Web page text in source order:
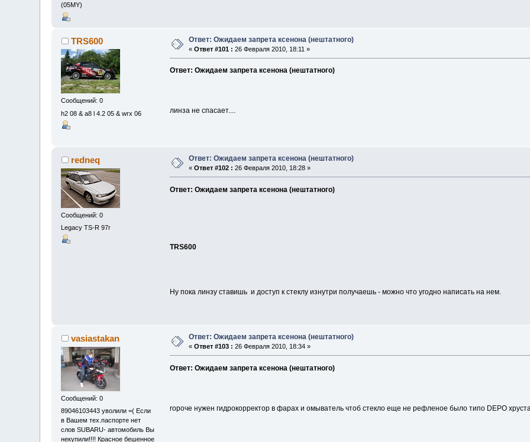
(05MY)
TRS600
Сообщений: 0
h2 08 & a8 l 4.2 05 & wrx 06
Ответ: Ожидаем запрета ксенона (нештатного)
«Ответ #101 : 26 Февраля 2010, 18:11 »
Ответ: Ожидаем запрета ксенона (нештатного)
линза не спасает....
redneq
Сообщений: 0
Legacy TS-R 97г
Ответ: Ожидаем запрета ксенона (нештатного)
«Ответ #102 : 26 Февраля 2010, 18:28 »
Ответ: Ожидаем запрета ксенона (нештатного)
TRS600
Ну пока линзу ставишь и доступ к стеклу изнутри получаешь - можно что угодно написать на нем.
vasiastakan
Сообщений: 0
89046103443 уволили =( Если
в Вашем тех.паспорте нет
слов SUBARU- автомобиль Вы
некупили!!!! Красное бешенное
Ответ: Ожидаем запрета ксенона (нештатного)
«Ответ #103 : 26 Февраля 2010, 18:34 »
Ответ: Ожидаем запрета ксенона (нештатного)
rороче нужен гидрокорректор в фарах и омыватель чтоб стекло еще не рефленое было типо DEPO